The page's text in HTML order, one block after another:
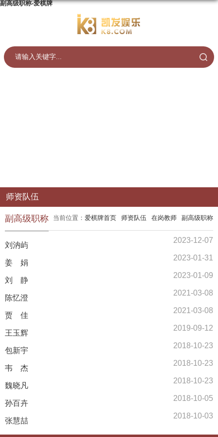
副高级职称-爱棋牌
师资队伍
当前位置： 爱棋牌首页 师资队伍 在岗教师 副高级职称
副高级职称
刘汭屿
2023-12-07
姜 娟
2023-01-31
刘 静
2023-01-09
陈忆澄
2021-03-08
贾 佳
2021-03-08
王玉辉
2019-09-12
包新宇
2018-10-23
韦 杰
2018-10-23
魏晓凡
2018-10-23
孙百卉
2018-10-05
张慧喆
2018-10-03